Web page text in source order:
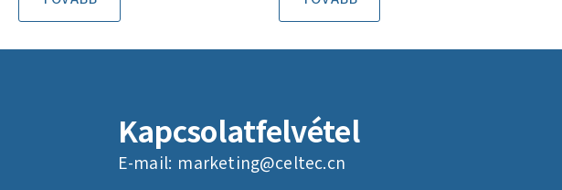
Kapcsolatfelvétel
E-mail: marketing@celtec.cn